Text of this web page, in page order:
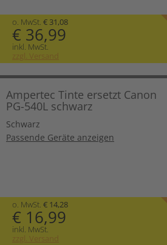
o. MwSt. € 31,08
€ 36,99
inkl. MwSt.
zzgl. Versand
Ampertec Tinte ersetzt Canon
PG-540L schwarz
Schwarz
Passende Geräte anzeigen
o. MwSt. € 14,28
€ 16,99
inkl. MwSt.
zzgl. Versand